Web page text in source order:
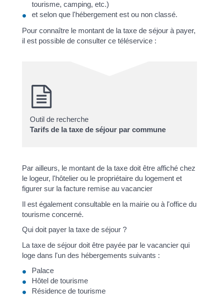
tourisme, camping, etc.)
et selon que l'hébergement est ou non classé.
Pour connaître le montant de la taxe de séjour à payer,
il est possible de consulter ce téléservice :
Outil de recherche
Tarifs de la taxe de séjour par commune
Par ailleurs, le montant de la taxe doit être affiché chez
le logeur, l'hôtelier ou le propriétaire du logement et
figurer sur la facture remise au vacancier
Il est également consultable en la mairie ou à l'office du
tourisme concerné.
Qui doit payer la taxe de séjour ?
La taxe de séjour doit être payée par le vacancier qui
loge dans l'un des hébergements suivants :
Palace
Hôtel de tourisme
Résidence de tourisme